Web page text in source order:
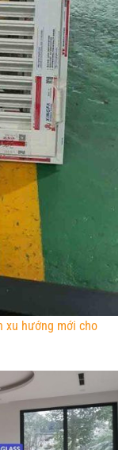
xu hướng mới cho